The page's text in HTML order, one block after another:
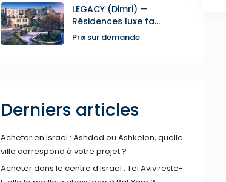
LEGACY (Dimri) —
Résidences luxe fa...
Prix sur demande
Derniers articles
Acheter en Israël : Ashdod ou Ashkelon, quelle
ville correspond à votre projet ?
Acheter dans le centre d’Israël : Tel Aviv reste-